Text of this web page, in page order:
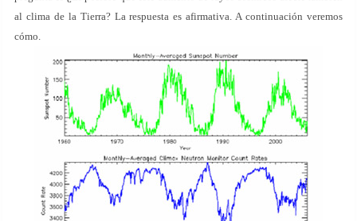
al clima de la Tierra? La respuesta es afirmativa. A continuación veremos
cómo.